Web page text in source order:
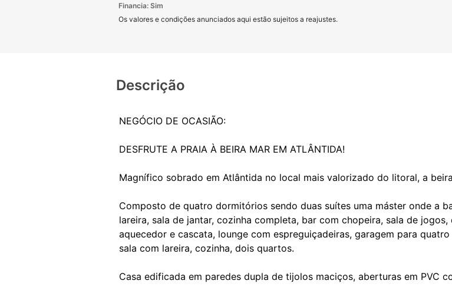
Financia: Sim
Os valores e condições anunciados aqui estão sujeitos a reajustes.
Descrição
NEGÓCIO DE OCASIÃO:
DESFRUTE A PRAIA À BEIRA MAR EM ATLÂNTIDA!
Magnífico sobrado em Atlântida no local mais valorizado do litoral, a
Composto de quatro dormitórios sendo duas suítes uma máster onde a
lareira, sala de jantar, cozinha completa, bar com chopeira, sala de
aquecedor e cascata, lounge com espreguiçadeiras, garagem para
sala com lareira, cozinha, dois quartos.
Casa edificada em paredes dupla de tijolos maciços, aberturas em PVC